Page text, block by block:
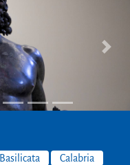
Next
Basilicata
Calabria